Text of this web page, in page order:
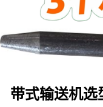
带式输送机选